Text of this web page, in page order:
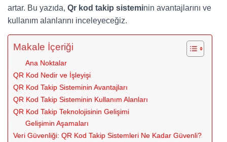
artar. Bu yazıda, Qr kod takip sisteminin avantajlarını ve
kullanım alanlarını inceleyeceğiz.
Makale İçeriği
Ana Noktalar
QR Kod Nedir ve İşleyişi
QR Kod Takip Sisteminin Avantajları
QR Kod Takip Sisteminin Kullanım Alanları
QR Kod Takip Teknolojisinin Gelişimi
Gelişimin Aşamaları
Veri Güvenliği: QR Kod Takip Sistemleri Ne Kadar Güvenli?